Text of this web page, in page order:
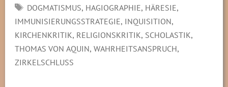
SCHLAGWÖRTER
DOGMATISMUS, HAGIOGRAPHIE, HÄRESIE,
IMMUNISIERUNGSSTRATEGIE, INQUISITION,
KIRCHENKRITIK, RELIGIONSKRITIK, SCHOLASTIK,
THOMAS VON AQUIN,WAHRHEITSANSPRUCH,
ZIRKELSCHLUSS